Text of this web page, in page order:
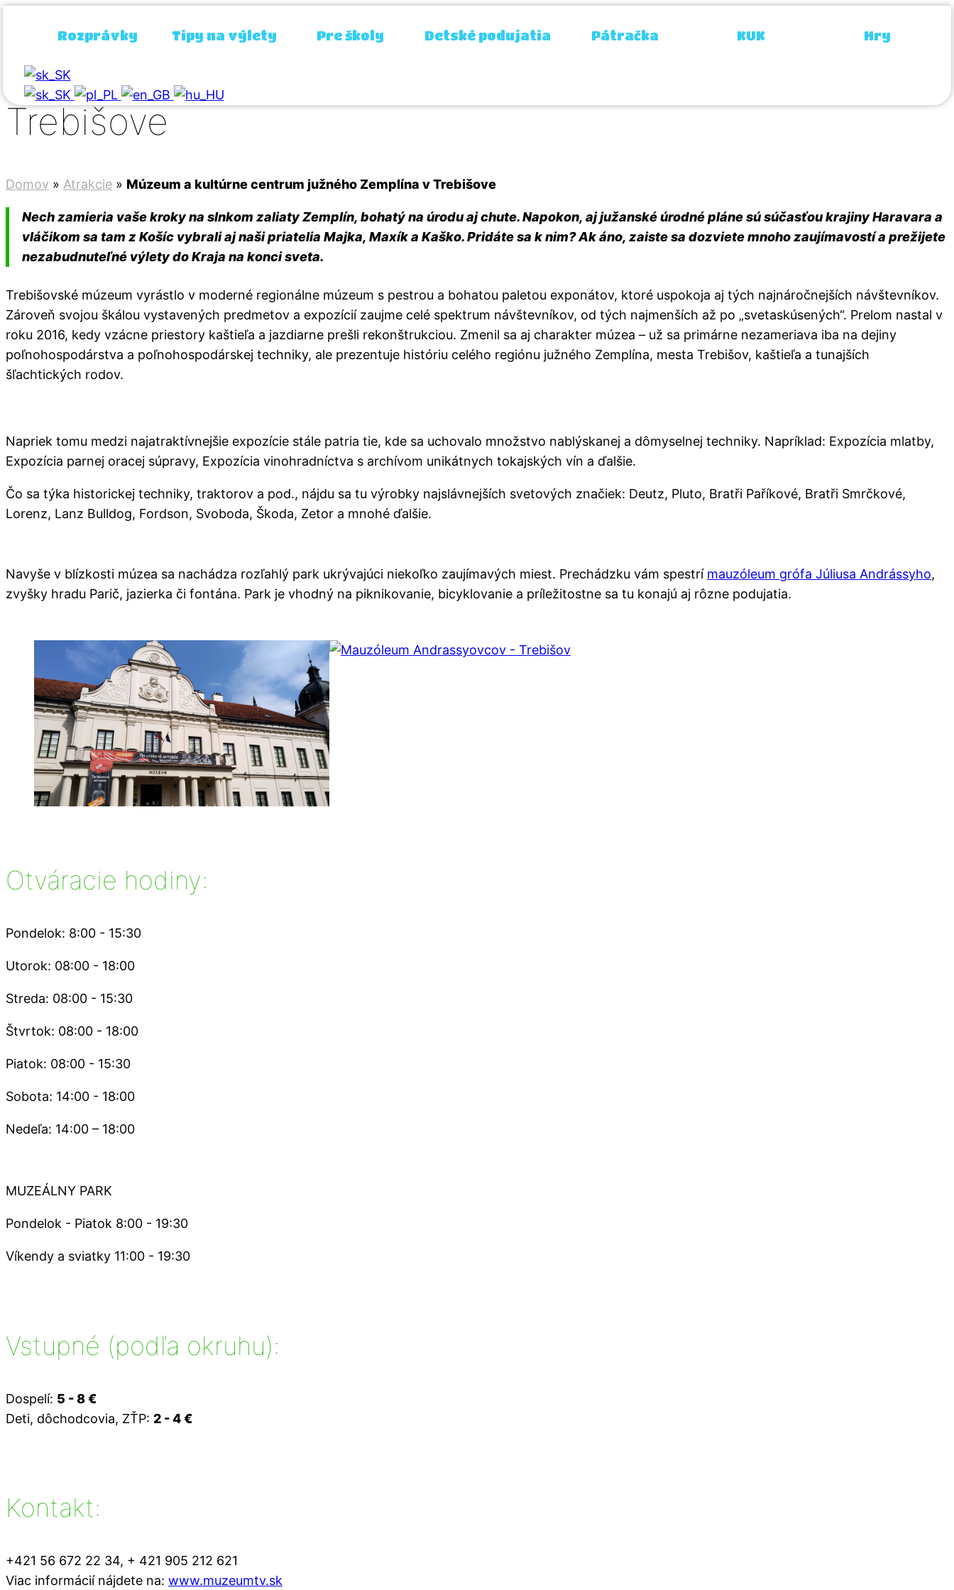
Rozprávky Tipy na výlety Pre školy Detské podujatia Pátračka KUK Hry
Múzeum a kultúrne centrum južného Zemplína v
Trebišove
Domov » Atrakcie » Múzeum a kultúrne centrum južného Zemplína v Trebišove
Nech zamieria vaše kroky na slnkom zaliaty Zemplín, bohatý na úrodu aj chute. Napokon, aj južanské úrodné pláne sú súčasťou krajiny Haravara a
vláčikom sa tam z Košíc vybrali aj naši priatelia Majka, Maxík a Kaško. Pridáte sa k nim? Ak áno, zaiste sa dozviete mnoho zaujímavostí a prežijete
nezabudnuteľné výlety do Kraja na konci sveta.
Trebišovské múzeum vyrástlo v moderné regionálne múzeum s pestrou a bohatou paletou exponátov, ktoré uspokoja aj tých najnáročnejších návštevníkov.
Zároveň svojou škálou vystavených predmetov a expozícií zaujme celé spektrum návštevníkov, od tých najmenších až po „svetaskúsených“. Prelom nastal v
roku 2016, kedy vzácne priestory kaštieľa a jazdiarne prešli rekonštrukciou. Zmenil sa aj charakter múzea – už sa primárne nezameriava iba na dejiny
poľnohospodárstva a poľnohospodárskej techniky, ale prezentuje históriu celého regiónu južného Zemplína, mesta Trebišov, kaštieľa a tunajších
šľachtických rodov.
Napriek tomu medzi najatraktívnejšie expozície stále patria tie, kde sa uchovalo množstvo nablýskanej a dômyselnej techniky. Napríklad: Expozícia mlatby,
Expozícia parnej oracej súpravy, Expozícia vinohradníctva s archívom unikátnych tokajských vín a ďalšie.
Čo sa týka historickej techniky, traktorov a pod., nájdu sa tu výrobky najslávnejších svetových značiek: Deutz, Pluto, Bratři Paříkové, Bratři Smrčkové,
Lorenz, Lanz Bulldog, Fordson, Svoboda, Škoda, Zetor a mnohé ďalšie.
Navyše v blízkosti múzea sa nachádza rozľahlý park ukrývajúci niekoľko zaujímavých miest. Prechádzku vám spestrí mauzóleum grófa Júliusa Andrássyho,
zvyšky hradu Parič, jazierka či fontána. Park je vhodný na piknikovanie, bicyklovanie a príležitostne sa tu konajú aj rôzne podujatia.
Otváracie hodiny:
Pondelok: 8:00 - 15:30
Utorok: 08:00 - 18:00
Streda: 08:00 - 15:30
Štvrtok: 08:00 - 18:00
Piatok: 08:00 - 15:30
Sobota: 14:00 - 18:00
Nedeľa: 14:00 – 18:00
MUZEÁLNY PARK
Pondelok - Piatok 8:00 - 19:30
Víkendy a sviatky 11:00 - 19:30
Vstupné (podľa okruhu):
Dospelí: 5 - 8 €
Deti, dôchodcovia, ZŤP: 2 - 4 €
Kontakt:
+421 56 672 22 34, + 421 905 212 621
Viac informácií nájdete na: www.muzeumtv.sk